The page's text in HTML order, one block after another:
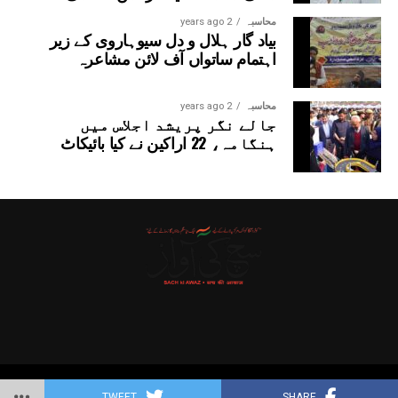
محاسبہ 2 years ago
بیاد گار ہلال و دل سیوہاروی کے زیر
اہتمام ساتواں آف لائن مشاعرہ
محاسبہ 2 years ago
جالے نگر پریشد اجلاس میں
ہنگامہ، 22 اراکین نے کیا بائیکاٹ
Copyright © 2025 Probitas News Network